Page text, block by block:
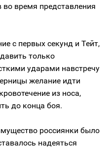
время представления
с первых секунд и Тейт,
только
ударами навстречу
желание идти
из носа,
до конца боя.
россиянки было
надеяться